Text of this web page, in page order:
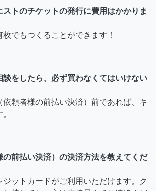
トのチケットの発行に費用はかかりま
でもつくることができます！
談をしたら、必ず買わなくてはいけない
依頼者様の前払い決済）前であれば、キ
の前払い決済）の決済方法を教えてくだ
ジットカードがご利用いただけます。ク